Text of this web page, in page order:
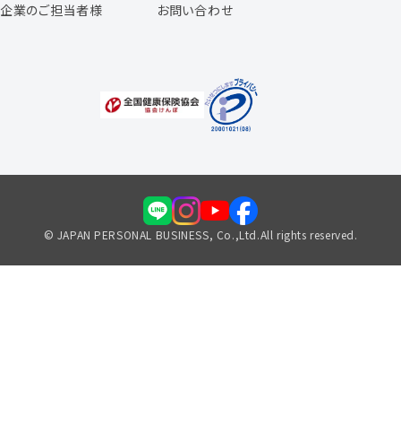
福利厚生のご案内
企業のご担当者様 お問い合わせ
© JAPAN PERSONAL BUSINESS, Co.,Ltd.All rights reserved.